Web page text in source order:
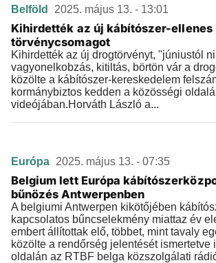
Belföld 2025. május 13. - 13:01
Kihirdették az új kábítószer-ellenes
törvénycsomagot
Kihirdették az új drogtörvényt, "júniustól
vagyonelkobzás, kitiltás, börtön vár a
közölte a kábítószer-kereskedelem
kormánybiztos kedden a közösségi
videójában.Horváth László a...
Európa 2025. május 13. - 07:35
Belgium lett Európa
bűnözés Antwerpenben
A belgiumi Antwerpen kikötőjében
kapcsolatos bűncselekmény miattaz év
embert állítottak elő, többet, mint tavaly
közölte a rendőrség jelentését ismertetve
oldalán az RTBF belga közszolgálati